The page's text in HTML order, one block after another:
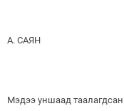
А. САЯН
Мэдээ уншаад